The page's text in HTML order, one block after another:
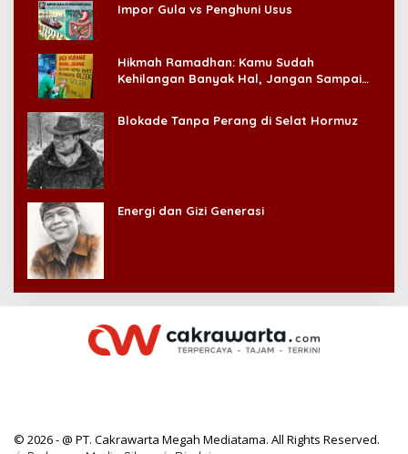
Impor Gula vs Penghuni Usus
Hikmah Ramadhan: Kamu Sudah
Kehilangan Banyak Hal, Jangan Sampai
Blokade Tanpa Perang di Selat Hormuz
Energi dan Gizi Generasi
© 2026 - @ PT. Cakrawarta Megah Mediatama. All Rights Reserved.